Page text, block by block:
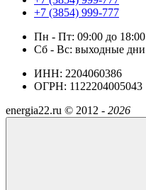
+7 (3854) 999-777
Пн - Пт: 09:00 до 18:00
Сб - Вс: выходные дни
ИНН: 2204060386
ОГРН: 1122204005043
energia22.ru © 2012 - 2026